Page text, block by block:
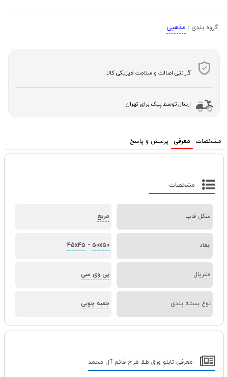
گروه بندی : مذهبی
گارانتی اصالت و سلامت فیزیکی کالا
ارسال توسط پیک برای تهران
مشخصات معرفی پرسش و پاسخ
مشخصات
شکل قاب مربع
ابعاد 45x45 - 50x50
متریال پی وی سی
نوع بسته بندی جعبه چوبی
معرفی تابلو ورق طلا طرح قائم آل محمد